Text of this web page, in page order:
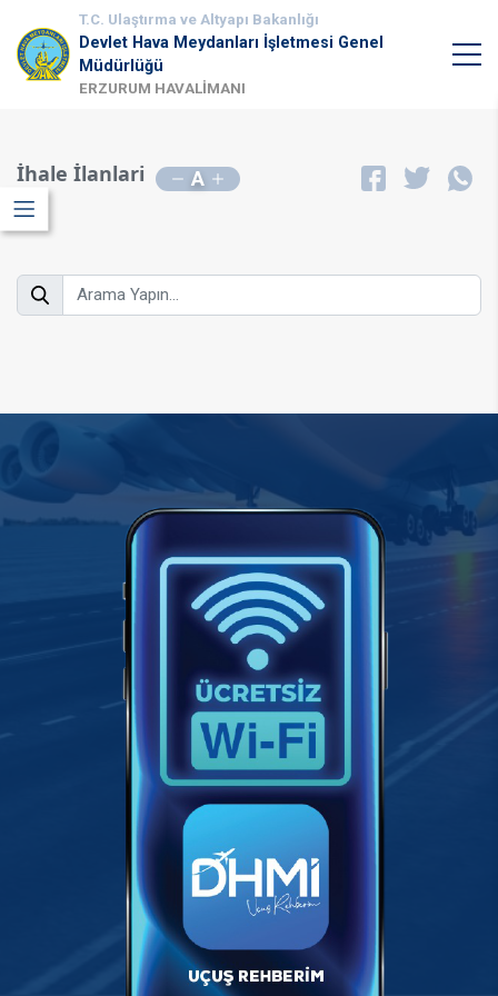
T.C. Ulaştırma ve Altyapı Bakanlığı
Devlet Hava Meydanları İşletmesi Genel
Müdürlüğü
ERZURUM HAVALİMANI
İhale İlanlari A